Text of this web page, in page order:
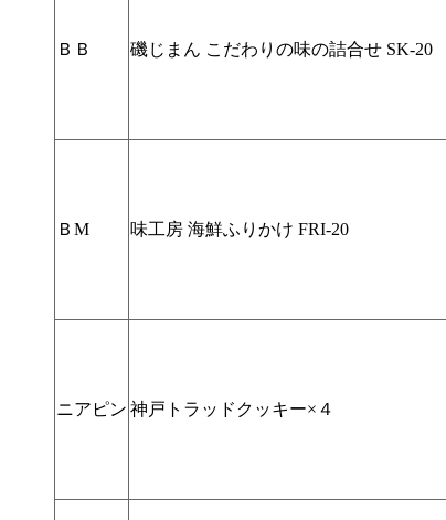
ＢＢ 磯じまん こだわりの味の詰合せ SK-20
ＢM 味工房 海鮮ふりかけ FRI-20
ニアピン 神戸トラッドクッキー×４